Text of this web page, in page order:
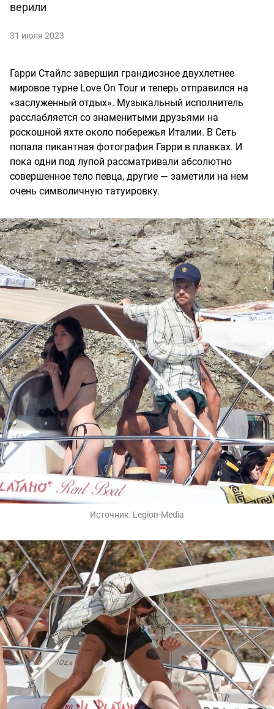
верили
31 июля 2023
Гарри Стайлс завершил грандиозное двухлетнее
мировое турне Love On Tour и теперь отправился на
«заслуженный отдых». Музыкальный исполнитель
расслабляется со знаменитыми друзьями на
роскошной яхте около побережья Италии. В Сеть
попала пикантная фотография Гарри в плавках. И
пока одни под лупой рассматривали абсолютно
совершенное тело певца, другие — заметили на нем
очень символичную татуировку.
Источник: Legion-Media